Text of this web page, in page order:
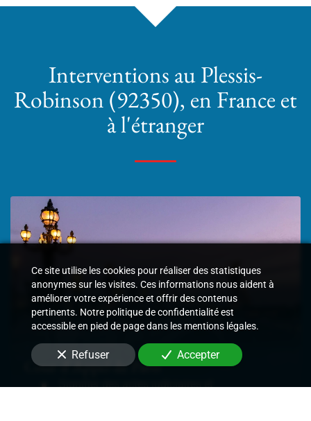
Interventions au Plessis-
Robinson (92350), en France et
à l'étranger
Cour d'Appel de Paris
Ce site utilise les cookies pour réaliser des statistiques
anonymes sur les visites. Ces informations nous aident à
améliorer votre expérience et offrir des contenus
pertinents. Notre politique de confidentialité est
accessible en pied de page dans les mentions légales.
Refuser Accepter